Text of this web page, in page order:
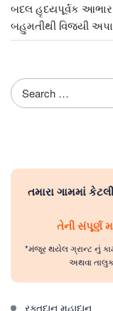
બદલ હૃદયપૂર્વક આભાર
બહુમતીથી વિજયી
Search
for:
તમારા ગામમાં
તેની સંપૂર્ણ
*મંજૂર થયેલ ગ્રાન્ટ નું
અથવા
રક્તદાન મહાદાન